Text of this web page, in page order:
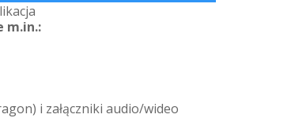
m.in.:
i załączniki audio/wideo